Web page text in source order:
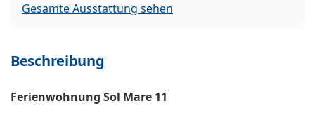
Gesamte Ausstattung sehen
Beschreibung
Ferienwohnung Sol Mare 11